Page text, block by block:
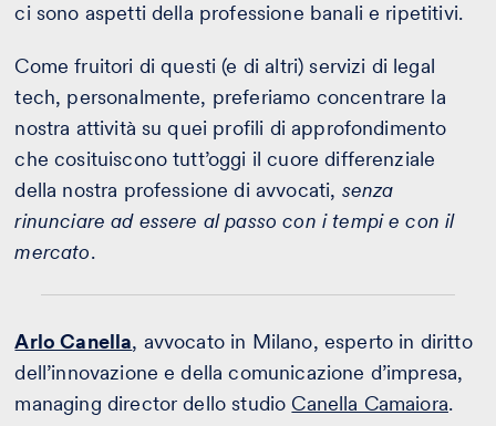
ci sono aspetti della professione banali e ripetitivi.
Come fruitori di questi (e di altri) servizi di legal
tech, personalmente, preferiamo concentrare la
nostra attività su quei profili di approfondimento
che cosituiscono tutt’oggi il cuore differenziale
della nostra professione di avvocati, senza
rinunciare ad essere al passo con i tempi e con il
mercato.
Arlo Canella, avvocato in Milano, esperto in diritto
dell’innovazione e della comunicazione d’impresa,
managing director dello studio Canella Camaiora.